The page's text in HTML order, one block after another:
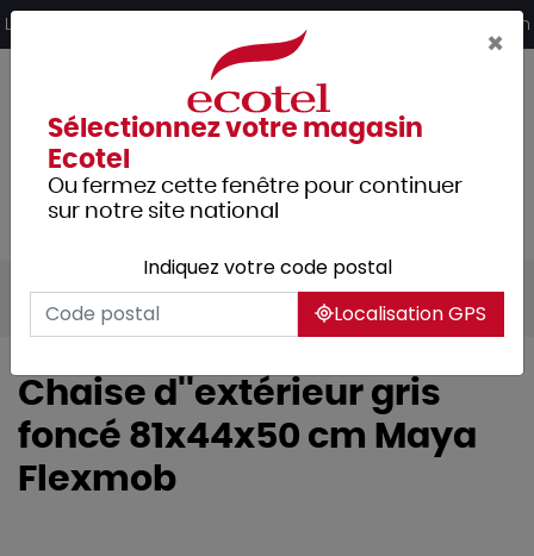
Livraison offerte dès 249€ HT d’achat et retrait 2h en magasin
Tous les produits Mobilier
Chaise d''extérieur gris
foncé 81x44x50 cm Maya
Flexmob
×
Sélectionnez votre magasin
Ecotel
Ou fermez cette fenêtre pour continuer
sur notre site national
Indiquez votre code postal
Localisation GPS
Panneau de gestion des cookies